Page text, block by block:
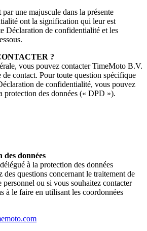
une majuscule dans la présente
ont la signification qui leur est
Déclaration de confidentialité et les
?
vous pouvez contacter TimeMoto B.V.
contact. Pour toute question spécifique
de confidentialité, vous pouvez
protection des données (« DPD »).
des données
à la protection des données
questions concernant le traitement de
personnel ou si vous souhaitez contacter
à le faire en utilisant les coordonnées